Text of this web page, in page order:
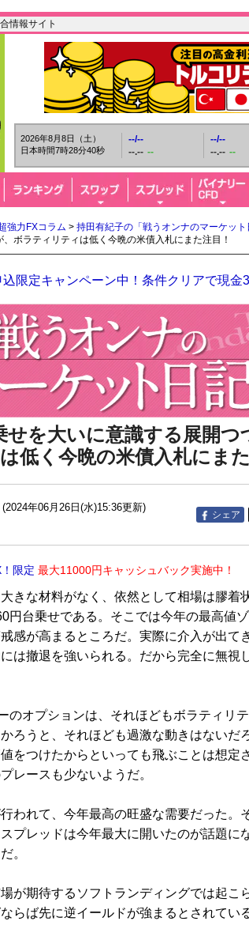
情報サイト
2026年8月8日（土）
日本時間7時28分41秒
--/--
--.-- --
--/--
--.-- --
強力FXコラム > 持田有紀子の「戦うオンナのマーケット
ボラティリティは低く今晩の米債入札にまた注目！
限定キャンペーン中！条件クリアで現金
せを大いに意識する展開つ
低く今晩の米債入札にまた
年06月26日(水)15:36更新)
シェア
限定 最大11000円キャッシュバック実施中！
きな材料がなく、依然として相場は膠着
円台乗せである。そこでは今年の最高値
感が高まるところだ。実際に介入が出て
は撤退を強いられる。だから完全に無視
オプションは、それほどもボラティリテ
ろうと、それほども過激な動きはないだ
をつけたからといっても飛ぶことは想定
レースも少ないようだ。
われて、今年最高の旺盛な需要だった。
プレッドは今年最大に開いたのが話題に
。
が期待するソフトランディングでは起こ
らば先に逆イールドが強まるとされてい